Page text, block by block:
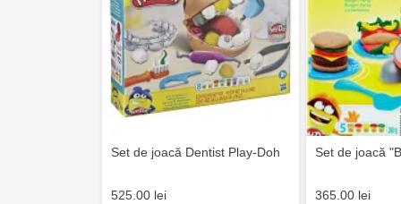
MultiStore Căușeni- str. Iurii Gagarin 24
Set de joacă Dentist Play-Doh
525.00 lei
Set de joacă
365.00 lei